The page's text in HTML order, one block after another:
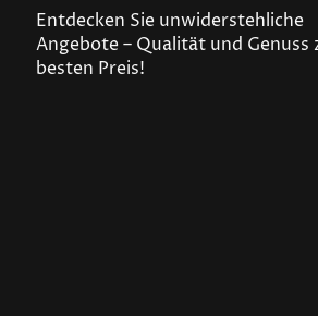
Entdecken Sie unwiderstehliche
Angebote – Qualität und Genuss
besten Preis!